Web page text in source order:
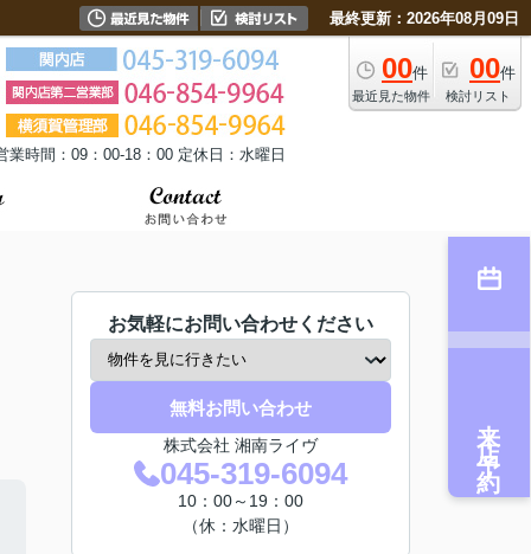
最終更新：2026年08月09日
00件
最近見た物件
00件
検討リスト
業時間：09：00-18：00 定休日：水曜日
お気軽にお問い合わせください
無料お問い合わせ
株式会社 湘南ライヴ
045-319-6094
10：00～19：00
（休：水曜日）
来店予約